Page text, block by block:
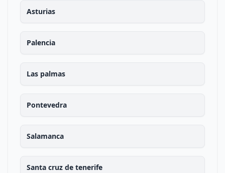
Asturias
Palencia
Las palmas
Pontevedra
Salamanca
Santa cruz de tenerife